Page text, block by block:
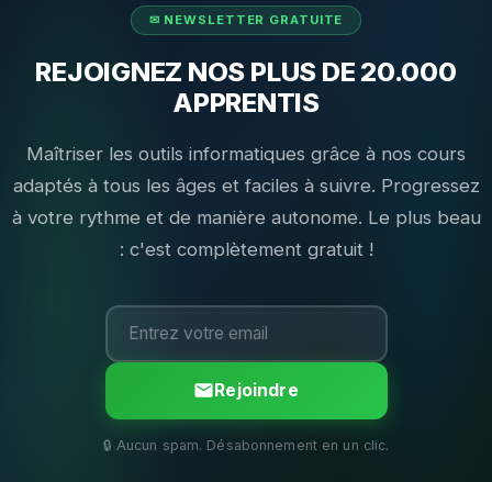
REJOIGNEZ NOS PLUS DE 20.000
APPRENTIS
Maîtriser les outils informatiques grâce à nos cours
adaptés à tous les âges et faciles à suivre. Progressez
à votre rythme et de manière autonome. Le plus beau
: c'est complètement gratuit !
Rejoindre